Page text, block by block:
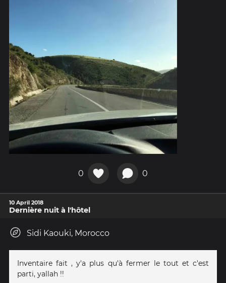
0 0
10 April 2018
Dernière nuit à l'hôtel
Sidi Kaouki, Morocco
Inventaire fait , y'a plus qu'à fermer le tout et c'est
parti, yallah !!